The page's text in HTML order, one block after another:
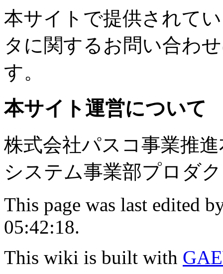
本サイトで提供されて
タに関するお問い合わ
す。
本サイト運営について
株式会社パスコ事業推
システム事業部プロダ
This page was last edited
05:42:18.
This wiki is built with